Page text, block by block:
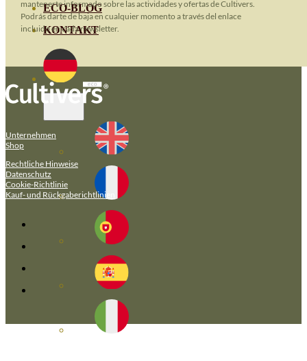
ECO-BLOG
KONTAKT
mantenerte informado sobre las actividades y ofertas de Cultivers.
Podrás darte de baja en cualquier momento a través del enlace
incluido en cada newsletter.
Unternehmen
Shop
Rechtliche Hinweise
Datenschutz
Cookie-Richtlinie
Kauf- und Rückgaberichtlinien